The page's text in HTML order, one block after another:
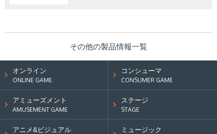
その他の製品情報一覧
オンライン
ONLINE GAME
コンシューマ
CONSUMER GAME
アミューズメント
AMUSEMENT GAME
ステージ
STAGE
アニメ&ビジュアル ミュージック